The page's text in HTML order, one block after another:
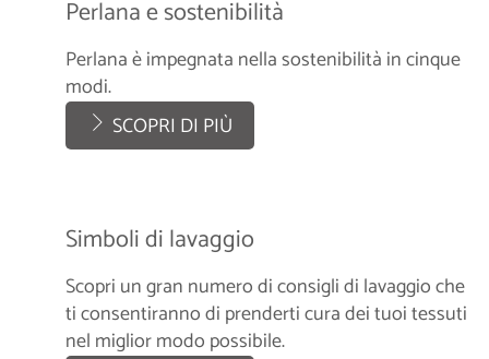
Perlana e sostenibilità
Perlana è impegnata nella sostenibilità in cinque
modi.
SCOPRI DI PIÙ
Simboli di lavaggio
Scopri un gran numero di consigli di lavaggio che
ti consentiranno di prenderti cura dei tuoi tessuti
nel miglior modo possibile.